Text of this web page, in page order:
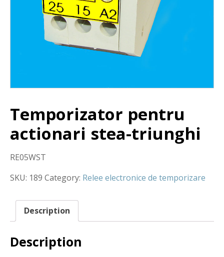
Temporizator pentru
actionari stea-triunghi
RE05WST
SKU: 189 Category: Relee electronice de temporizare
Description
Description